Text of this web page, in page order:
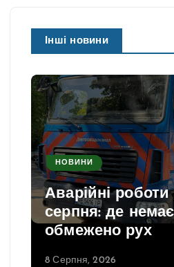
Інші новини
НОВИНИ
Аварійні роботи
серпня: де
обмежено рух
8 Серпня, 2026